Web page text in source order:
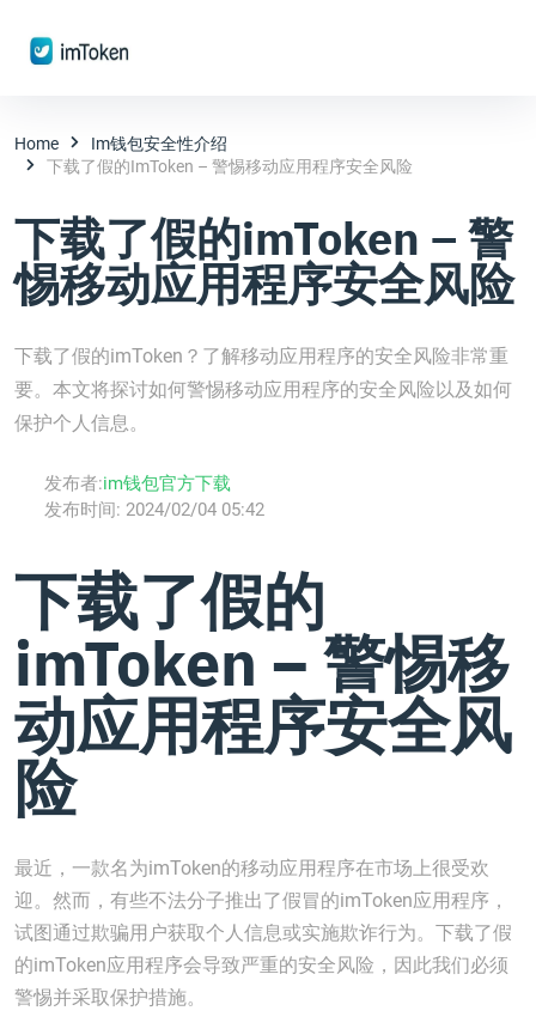
Home
Im钱包安全性介绍
下载了假的imToken – 警惕移动应用程序安全风险
下载了假的imToken – 警
惕移动应用程序安全风险
下载了假的imToken？了解移动应用程序的安全风险非常重
要。本文将探讨如何警惕移动应用程序的安全风险以及如何
保护个人信息。
发布者:im钱包官方下载
发布时间: 2024/02/04 05:42
下载了假的
imToken – 警惕移
动应用程序安全风
险
最近，一款名为imToken的移动应用程序在市场上很受欢
迎。然而，有些不法分子推出了假冒的imToken应用程序，
试图通过欺骗用户获取个人信息或实施欺诈行为。下载了假
的imToken应用程序会导致严重的安全风险，因此我们必须
警惕并采取保护措施。